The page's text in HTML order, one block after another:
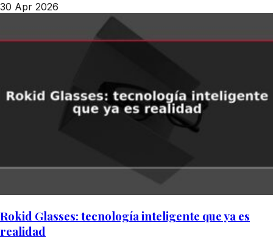
30 Apr 2026
Rokid Glasses: tecnología inteligente que ya es
realidad